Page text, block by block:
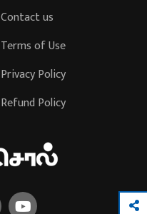
Contact us
Terms of Use
Privacy Policy
Refund Policy